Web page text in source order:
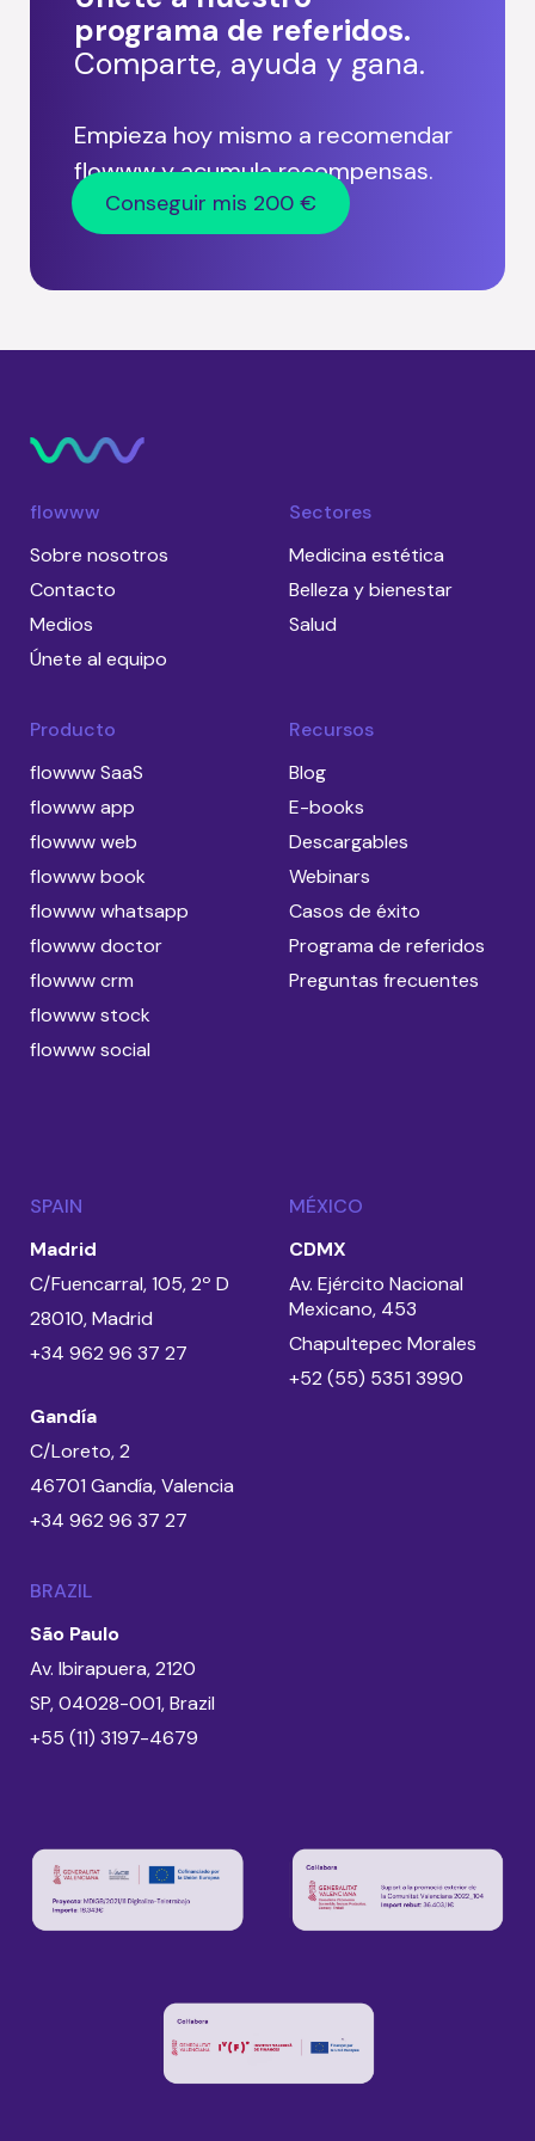
programa de referidos.
Comparte, ayuda y gana.
Empieza hoy mismo a recomendar
flowww y acumula recompensas.
Conseguir mis 200 €
flowww
Sobre nosotros
Contacto
Medios
Únete al equipo
Sectores
Medicina estética
Belleza y bienestar
Salud
Producto
flowww SaaS
flowww app
flowww web
flowww book
flowww whatsapp
flowww doctor
flowww crm
flowww stock
flowww social
Recursos
Blog
E-books
Descargables
Webinars
Casos de éxito
Programa de referidos
Preguntas frecuentes
SPAIN
Madrid
C/Fuencarral, 105, 2º D
28010, Madrid
+34 962 96 37 27
Gandía
C/Loreto, 2
46701 Gandía, Valencia
+34 962 96 37 27
MÉXICO
CDMX
Av. Ejército Nacional
Mexicano, 453
Chapultepec Morales
+52 (55) 5351 3990
BRAZIL
São Paulo
Av. Ibirapuera, 2120
SP, 04028-001, Brazil
+55 (11) 3197-4679